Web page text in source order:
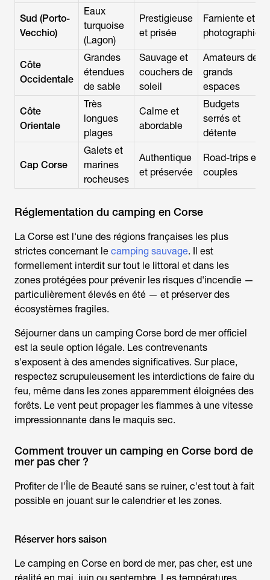
Sud (Porto-
Vecchio)
Eaux
turquoise
(Lagon)
Prestigieuse
et prisée
Farniente et
photographie
Côte
Occidentale
Grandes
étendues
de sable
Sauvage et
couchers de
soleil
Amateurs de
grands
espaces
Côte
Orientale
Très
longues
plages
Calme et
abordable
Budgets
serrés et
détente
Cap Corse
Galets et
marines
rocheuses
Authentique
et préservée
Road-trips et
couples
Réglementation du camping en Corse
La Corse est l'une des régions françaises les plus
strictes concernant le camping sauvage. Il est
formellement interdit sur tout le littoral et dans les
zones protégées pour prévenir les risques d'incendie —
particulièrement élevés en été — et préserver des
écosystèmes fragiles.
Séjourner dans un camping Corse bord de merofficiel
est la seule option légale. Les contrevenants
s'exposent à des amendes significatives. Sur place,
respectez scrupuleusement les interdictions de faire du
feu, même dans les zones apparemment éloignées des
forêts. Le vent peut propager les flammes à une vitesse
impressionnante dans le maquis sec.
Comment trouver un camping en Corse bord de
mer pas cher ?
Profiter de l'Île de Beauté sans se ruiner, c'est tout à fait
possible en jouant sur le calendrier et les zones.
Réserver hors saison
Le camping en Corse en bord de mer, pas cher, est une
réalité en mai, juin ou septembre. Les températures